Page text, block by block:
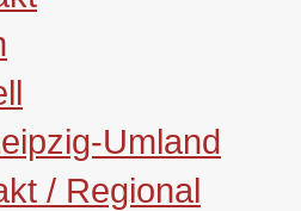
Umland
/ Regional